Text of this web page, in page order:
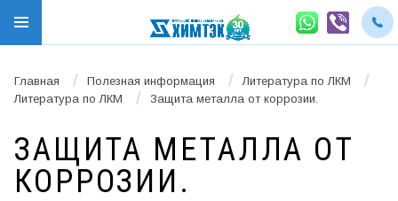
Главная / Полезная информация / Литература по ЛКМ /
Литература по ЛКМ / Защита металла от коррозии.
ЗАЩИТА МЕТАЛЛА ОТ
КОРРОЗИИ.